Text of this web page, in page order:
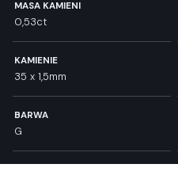
MASA KAMIENI
0,53ct
KAMIENIE
35 x 1,5mm
BARWA
G